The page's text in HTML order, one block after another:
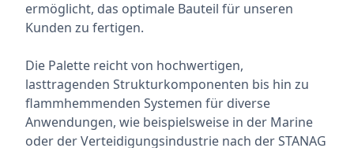
ermöglicht, das optimale Bauteil für unseren
Kunden zu fertigen.
Die Palette reicht von hochwertigen,
lasttragenden Strukturkomponenten bis hin zu
flammhemmenden Systemen für diverse
Anwendungen, wie beispielsweise in der Marine
oder der Verteidigungsindustrie nach der STANAG